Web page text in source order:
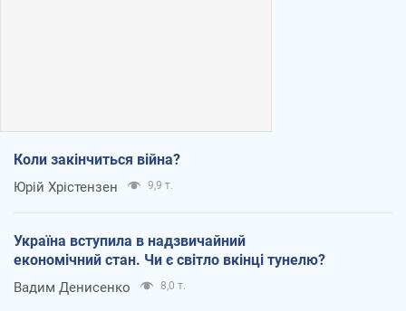
Коли закінчиться війна?
Юрій Хрістензен 9,9 т.
Україна вступила в надзвичайний
економічний стан. Чи є світло вкінці тунелю?
Вадим Денисенко 8,0 т.